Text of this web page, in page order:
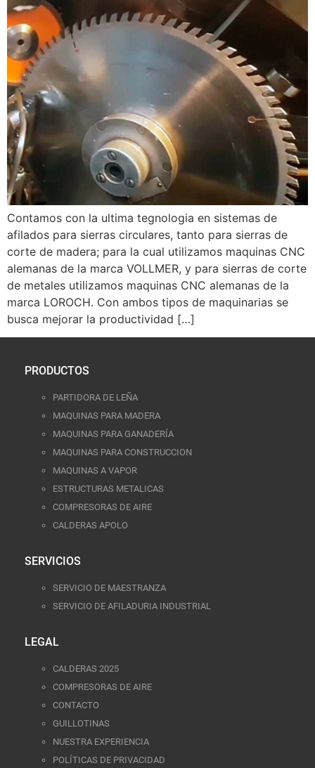
Contamos con la ultima tegnologia en sistemas de
afilados para sierras circulares, tanto para sierras de
corte de madera; para la cual utilizamos maquinas CNC
alemanas de la marca VOLLMER, y para sierras de corte
de metales utilizamos maquinas CNC alemanas de la
marca LOROCH. Con ambos tipos de maquinarias se
busca mejorar la productividad […]
PRODUCTOS
PARTIDORA DE LEÑA
MAQUINAS PARA MADERA
MAQUINAS PARA GANADERÍA
MAQUINAS PARA CONSTRUCCION
MAQUINAS A VAPOR
ESTRUCTURAS METALICAS
COMPRESORAS DE AIRE
CALDERAS APOLO
SERVICIOS
SERVICIO DE MAESTRANZA
SERVICIO DE AFILADURIA INDUSTRIAL
LEGAL
CALDERAS 2025
COMPRESORAS DE AIRE
CONTACTO
GUILLOTINAS
NUESTRA EXPERIENCIA
POLÍTICAS DE PRIVACIDAD